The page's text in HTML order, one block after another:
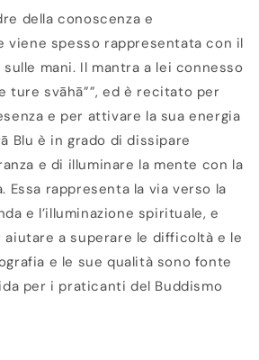
della conoscenza e
viene spesso rappresentata con il
sulle mani. Il mantra a lei connesso
ture svāhā””, ed è recitato per
e per attivare la sua energia
Blu è in grado di dissipare
e di illuminare la mente con la
Essa rappresenta la via verso la
e l’illuminazione spirituale, e
a superare le difficoltà e le
e le sue qualità sono fonte
per i praticanti del Buddismo